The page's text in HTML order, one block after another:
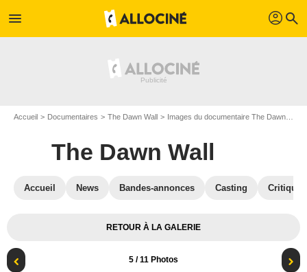
menu profil search
Accueil Documentaires The Dawn Wall Images du documentaire The Dawn Wall
The Dawn Wall
Accueil News Bandes-annonces Casting
RETOUR À LA GALERIE
5 / 11 Photos